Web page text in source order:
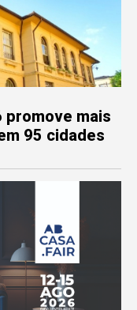
promove mais
95 cidades